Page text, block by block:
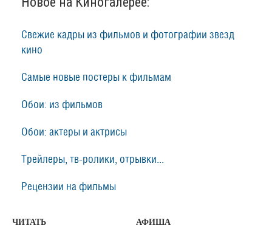
Свежие кадры из фильмов и фотографии звезд
кино
Самые новые постеры к фильмам
Обои: из фильмов
Обои: актеры и актрисы
Трейлеры, тв-ролики, отрывки...
Рецензии на фильмы
ЧИТАТЬ АФИША